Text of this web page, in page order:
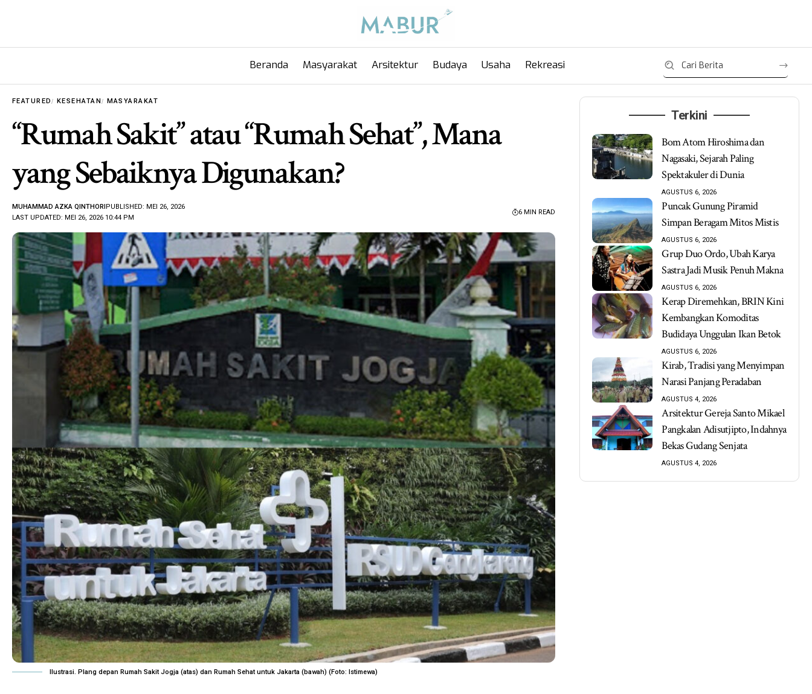
Beranda Masyarakat Arsitektur Budaya Usaha Rekreasi
FEATURED KESEHATAN MASYARAKAT
“Rumah Sakit” atau “Rumah Sehat”, Mana
yang Sebaiknya Digunakan?
LAST UPDATED: MEI 26, 2026 10:44 PM
MUHAMMAD AZKA QINTHORIPUBLISHED: MEI 26, 2026
6 MIN READ
Ilustrasi. Plang depan Rumah Sakit Jogja (atas) dan Rumah Sehat untuk Jakarta (bawah) (Foto: Istimewa)
Terkini
Bom Atom Hiroshima dan
Nagasaki, Sejarah Paling
Spektakuler di Dunia
AGUSTUS 6, 2026
Puncak Gunung Piramid
Simpan Beragam Mitos Mistis
AGUSTUS 6, 2026
Grup Duo Ordo, Ubah Karya
Sastra Jadi Musik Penuh Makna
AGUSTUS 6, 2026
Kerap Diremehkan, BRIN Kini
Kembangkan Komoditas
Budidaya Unggulan Ikan Betok
AGUSTUS 6, 2026
Kirab, Tradisi yang Menyimpan
Narasi Panjang Peradaban
AGUSTUS 4, 2026
Arsitektur Gereja Santo Mikael
Pangkalan Adisutjipto, Indahnya
Bekas Gudang Senjata
AGUSTUS 4, 2026